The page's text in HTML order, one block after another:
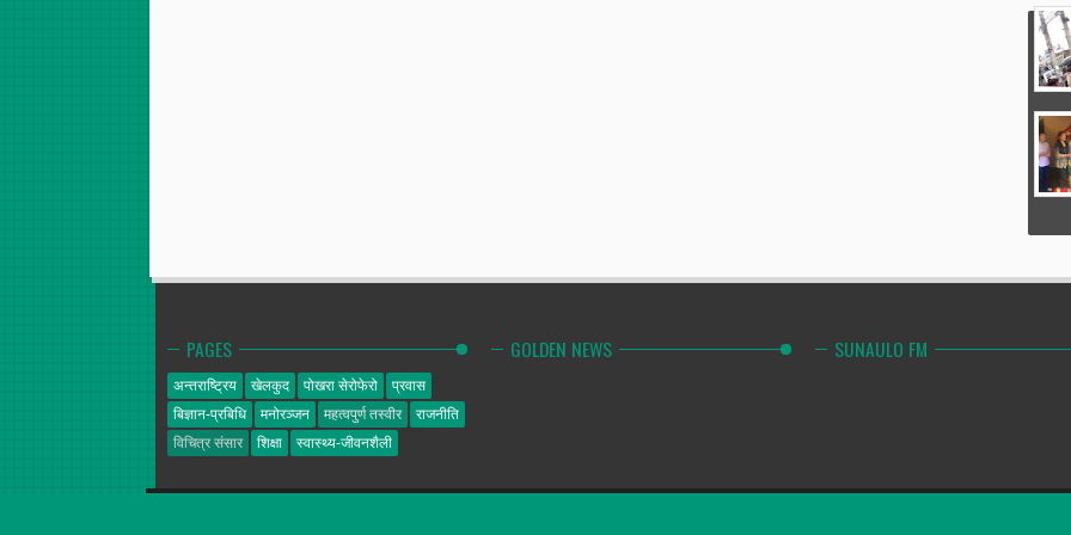
PAGES
अन्तराष्ट्रिय खेलकुद पोखरा सेरोफेरो
प्रवास
बिज्ञान-प्रबिधि
मनोरञ्जन महत्वपुर्ण तस्वीर
राजनीति
विचित्र संसार
शिक्षा स्वास्थ्य-जीवनशैली
GOLDEN NEWS SUNAULO FM